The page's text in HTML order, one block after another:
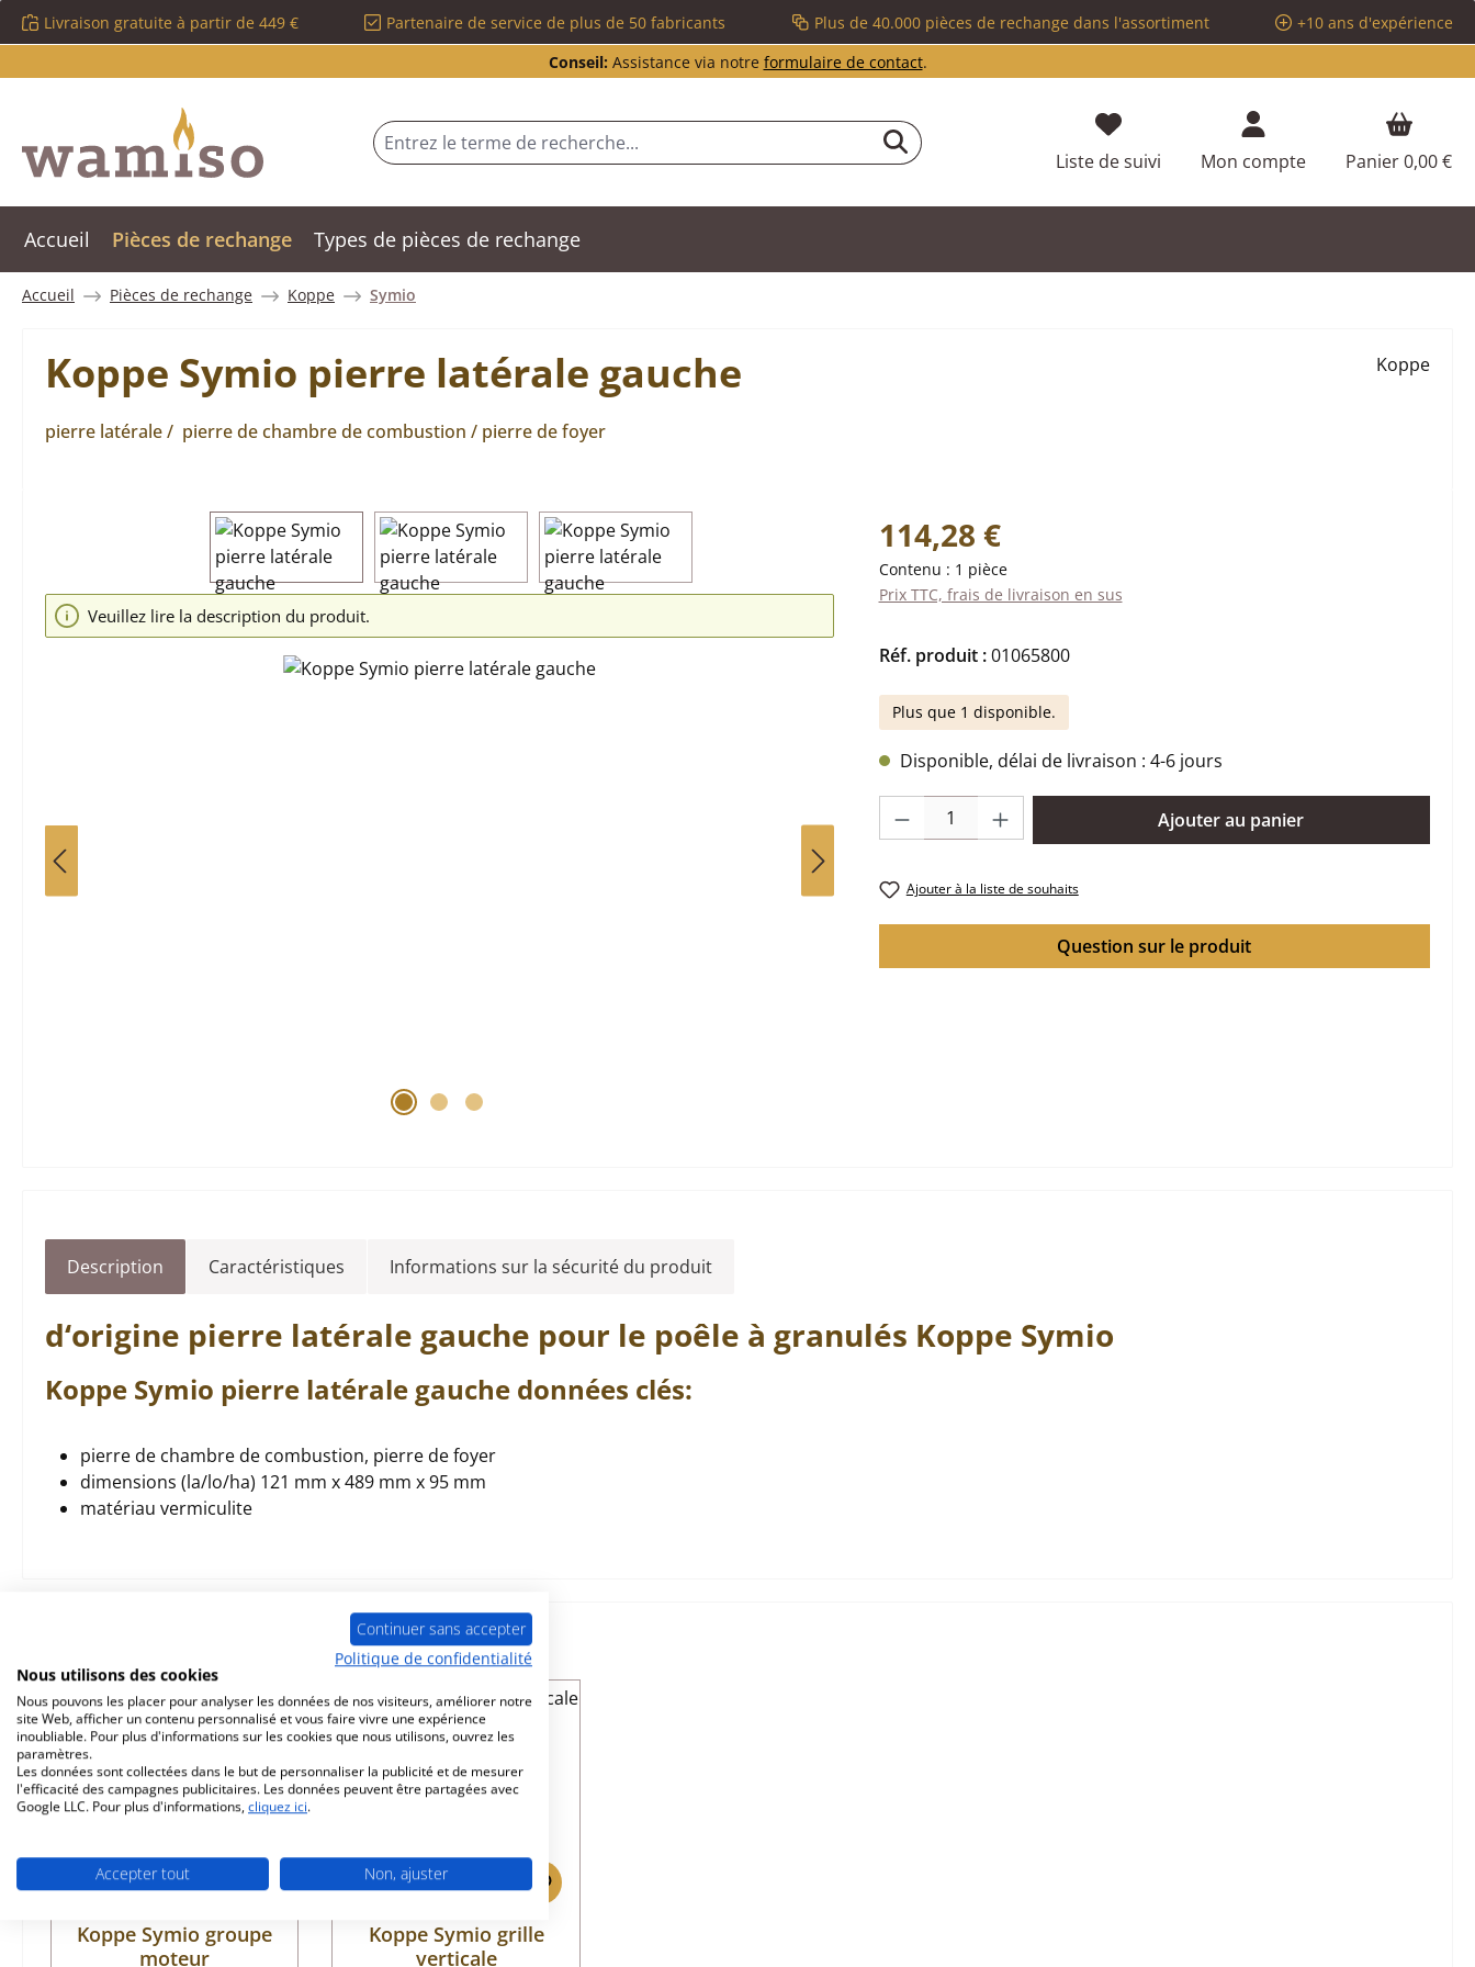
au contenu principal
Passer à la recherche
Passer à la navigation principale
Livraison gratuite à partir de 449 € Partenaire de service de plus de 50 fabricants Plus de 40.000 pièces de rechange dans l'assortiment
+10 ans d'expérience
Conseil: Assistance via notre formulaire de contact.
Liste de suivi Vous avez 0 articles dans votre liste
Mon compte Panier0,00 €
Accueil Pièces de rechange Types de pièces de rechange
Accueil Pièces de rechange Koppe Symio
Koppe Symio pierre latérale gauche
pierre latérale / pierre de chambre de combustion / pierre de foyer
Koppe
Ignorer la galerie d'images
Veuillez lire la description du produit.
Prix régulier :
114,28 €
Contenu : 1 pièce
Prix TTC, frais de livraison en sus
Réf. produit :01065800
Plus que 1 disponible.
Disponible, délai de livraison : 4-6 jours
Quantité de produit : Entrez la quantité souhaitée ou utilisez les boutons pour
Ajouter au panier
Ajouter à la liste de souhaits
Question sur le produit
Description Caractéristiques Informations sur la sécurité du produit
d‘origine pierre latérale gauche pour le poêle à granulés Koppe Symio
Koppe Symio pierre latérale gauche données clés:
pierre de chambre de combustion, pierre de foyer
dimensions (la/lo/ha) 121 mm x 489 mm x 95 mm
matériau vermiculite
Ignorer la galerie de produits
Épuisé
Koppe Symio groupe
moteur
Seul 1 disponible
Koppe Symio grille
verticale
Continuer sans accepter
Politique de confidentialité
Nous utilisons des cookies
Nous pouvons les placer pour analyser les données de nos visiteurs, améliorer notre
site Web, afficher un contenu personnalisé et vous faire vivre une expérience
inoubliable. Pour plus d'informations sur les cookies que nous utilisons, ouvrez les
paramètres.
Les données sont collectées dans le but de personnaliser la publicité et de mesurer
l'efficacité des campagnes publicitaires. Les données peuvent être partagées avec
Google LLC. Pour plus d'informations, cliquez ici.
Accepter tout Non, ajuster